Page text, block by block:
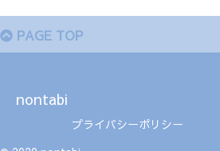
PAGE TOP
nontabi
プライバシーポリシー